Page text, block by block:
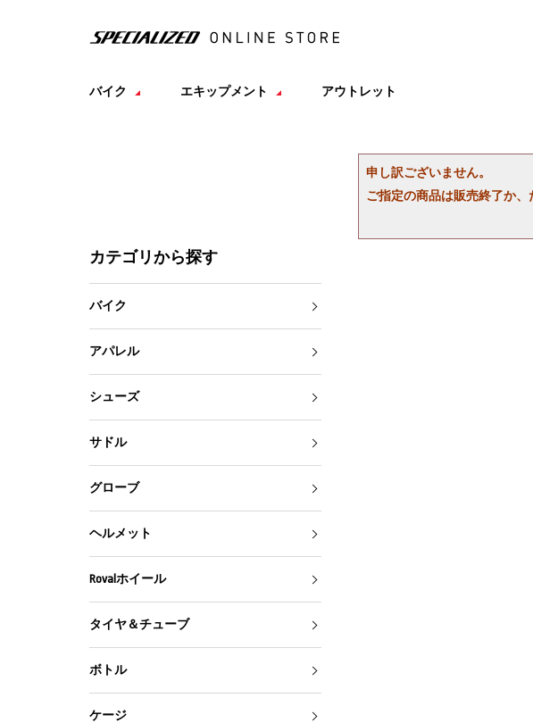
バイク エキップメント アウトレット
申し訳ございません。
ご指定の商品は販売終了か、
カテゴリから探す
バイク
アパレル
シューズ
サドル
グローブ
ヘルメット
Rovalホイール
タイヤ＆チューブ
ボトル
ケージ